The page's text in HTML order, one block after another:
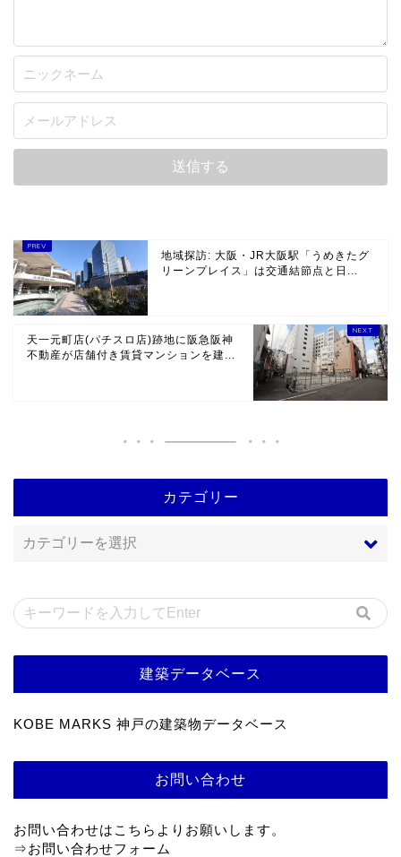
地域探訪: 大阪・JR大阪駅「うめきたグ
リーンプレイス」は交通結節点と日...
天一元町店(パチスロ店)跡地に阪急阪神
不動産が店舗付き賃貸マンションを建...
カテゴリー
建築データベース
KOBE MARKS 神戸の建築物データベース
お問い合わせ
お問い合わせはこちらよりお願いします。
⇒お問い合わせフォーム